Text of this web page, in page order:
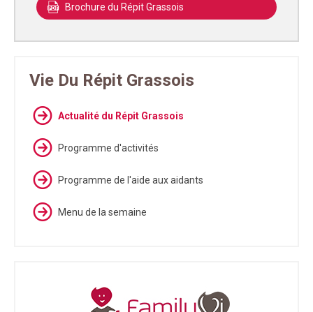
Brochure du Répit Grassois
Vie Du Répit Grassois
Actualité du Répit Grassois
Programme d'activités
Programme de l'aide aux aidants
Menu de la semaine